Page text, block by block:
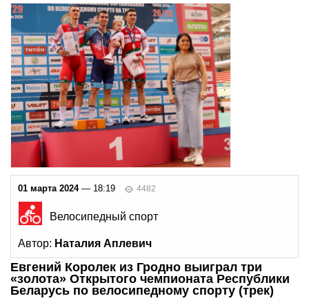
01 марта 2024— 18:19 4482
Велосипедный спорт
Автор: Наталия Аплевич
Евгений Королек из Гродно выиграл три
«золота» Открытого чемпионата Республики
Беларусь по велосипедному спорту (трек)